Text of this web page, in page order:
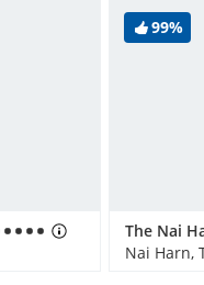
99%
Nai Harn,